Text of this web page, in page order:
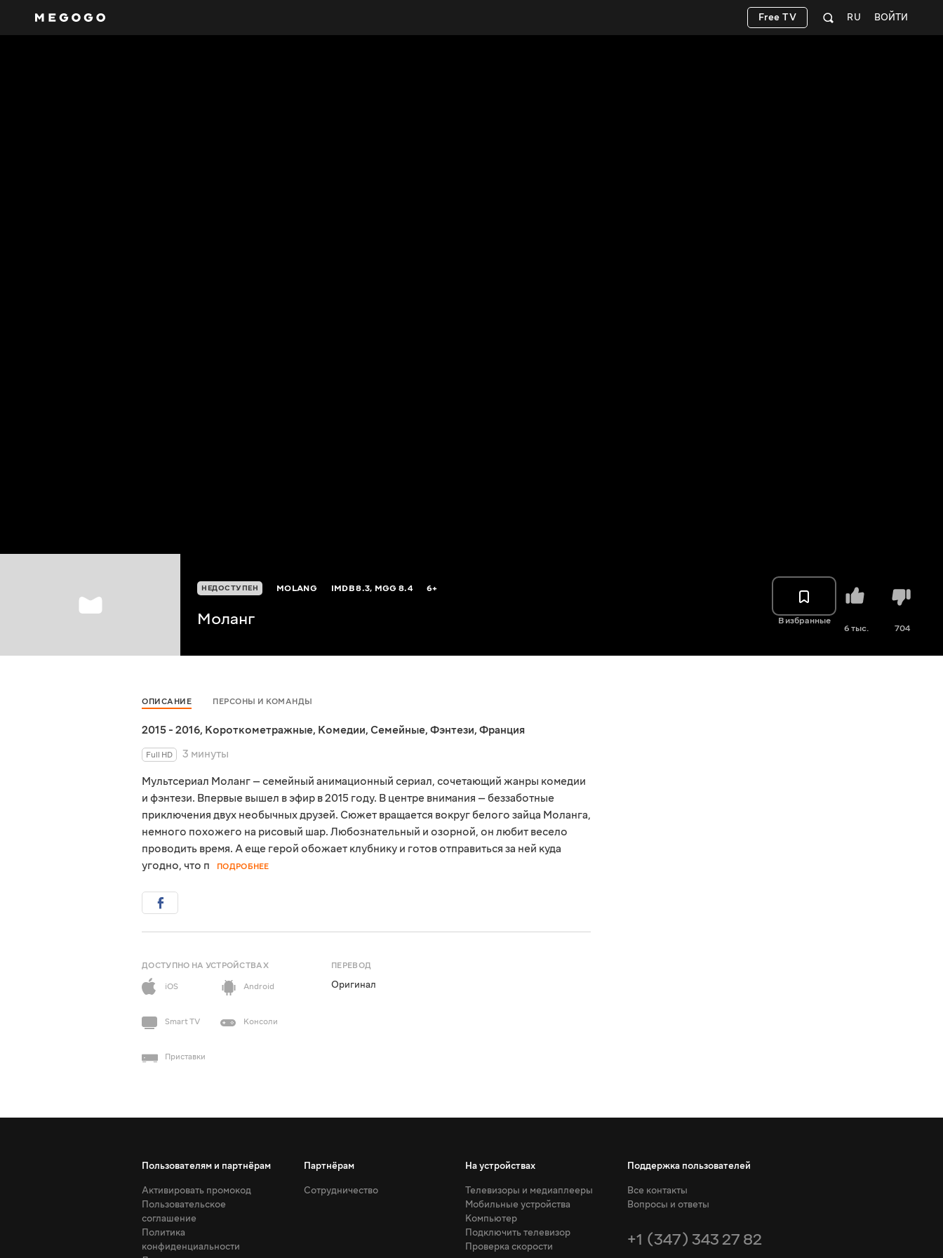
ВОЙТИ
RU
Free TV
НЕДОСТУПЕН MOLANG IMDB8.3, MGG8.4 6+
Моланг В избранные
6 тыс. 704
ОПИСАНИЕ ПЕРСОНЫ И КОМАНДЫ
2015 - 2016, Короткометражные, Комедии, Семейные, Фэнтези, Франция
Full HD
3 минуты
Мультсериал Моланг — семейный анимационный сериал, сочетающий жанры комедии
и фэнтези. Впервые вышел в эфир в 2015 году. В центре внимания — беззаботные
приключения двух необычных друзей. Сюжет вращается вокруг белого зайца Моланга,
немного похожего на рисовый шар. Любознательный и озорной, он любит весело
проводить время. А еще герой обожает клубнику и готов отправиться за ней куда
угодно, что п
ПОДРОБНЕЕ
ДОСТУПНО НА УСТРОЙСТВАХ
iOS
Android
Smart TV Консоли
Приставки
ПЕРЕВОД
Оригинал
Пользователям и партнёрам
Активировать промокод
Пользовательское
соглашение
Политика
конфиденциальности
Партнёрам
Сотрудничество
На устройствах
Телевизоры и медиаплееры
Мобильные устройства
Компьютер
Подключить телевизор
Проверка скорости
Поддержка пользователей
Все контакты
Вопросы и ответы
+1 (347) 343 27 82